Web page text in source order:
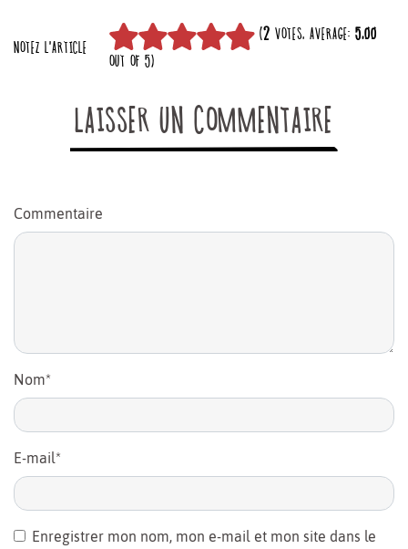
NOTEZ L'ARTICLE
(2 VOTES, AVERAGE: 5,00
OUT OF 5)
LAISSER UN COMMENTAIRE
Commentaire
Nom*
E-mail*
Enregistrer mon nom, mon e-mail et mon site dans le